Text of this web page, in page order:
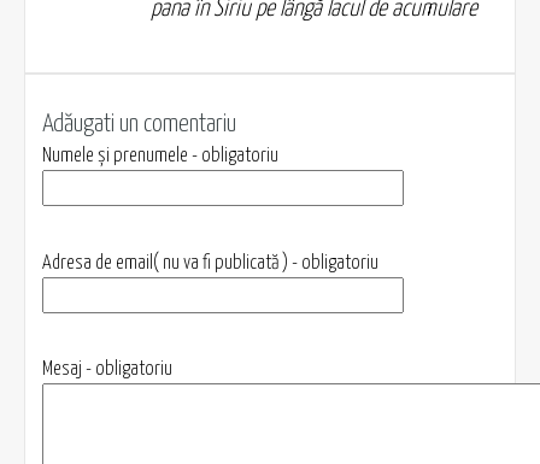
pana în Siriu pe lângă lacul de acumulare
Adăugati un comentariu
Numele și prenumele - obligatoriu
Adresa de email( nu va fi publicată ) - obligatoriu
Mesaj - obligatoriu